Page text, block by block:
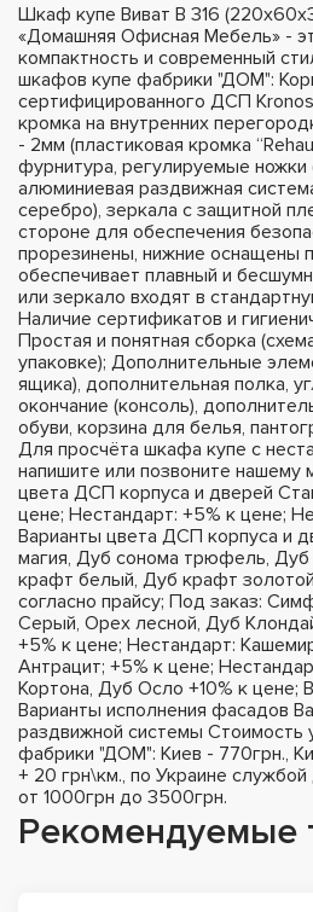
Шкаф купе Виват В 316
«Домашняя Офисная Мебель» -
компактность и современный
шкафов купе фабрики "ДОМ":
сертифицированного ДСП
кромка на внутренних
- 2мм (пластиковая кромка
фурнитура, регулируемые
алюминиевая раздвижная
серебро), зеркала с защитной
стороне для обеспечения
прорезинены, нижние оснащены
обеспечивает плавный и
или зеркало входят в
Наличие сертификатов и
Простая и понятная сборка
упаковке); Дополнительные
ящика), дополнительная полка,
окончание (консоль),
обуви, корзина для белья,
Для просчёта шкафа купе с
напишите или позвоните нашему
цвета ДСП корпуса и дверей
цене; Нестандарт: +5% к цене;
Варианты цвета ДСП корпуса и
магия, Дуб сонома трюфель,
крафт белый, Дуб крафт
согласно прайсу; Под заказ:
Серый, Орех лесной, Дуб
+5% к цене; Нестандарт:
Антрацит; +5% к цене;
Кортона, Дуб Осло +10% к цене;
Варианты исполнения фасадов
раздвижной системы Стоимость
фабрики "ДОМ": Киев - 770грн.,
+ 20 грн\км., по Украине
от 1000грн до 3500грн.
Рекомендуемые